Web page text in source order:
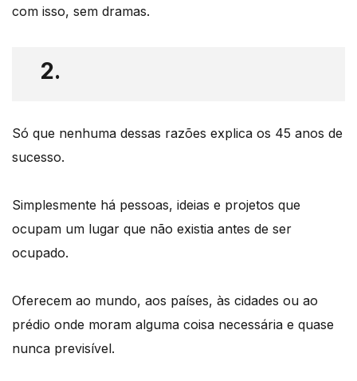
com isso, sem dramas.
2.
Só que nenhuma dessas razões explica os 45 anos de
sucesso.
Simplesmente há pessoas, ideias e projetos que
ocupam um lugar que não existia antes de ser
ocupado.
Oferecem ao mundo, aos países, às cidades ou ao
prédio onde moram alguma coisa necessária e quase
nunca previsível.